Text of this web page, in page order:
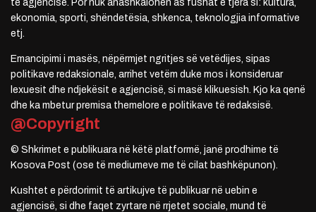
të agjencisë. Por nuk anashkalohen as fushat e tjera si: kultura,
ekonomia, sporti, shëndetësia, shkenca, teknologjia informative
etj.
Emancipimi i masës, nëpërmjet ngritjes së vetëdijes, sipas
politikave redaksionale, arrihet vetëm duke mos i konsideruar
lexuesit dhe ndjekësit e agjencisë, si masë klikuesish. Kjo ka qenë
dhe ka mbetur premisa themelore e politikave të redaksisë.
@Copyright
© Shkrimet e publikuara në këtë platformë, janë prodhime të
Kosova Post (ose të mediumeve me të cilat bashkëpunon).
Kushtet e përdorimit të artikujve të publikuar në uebin e
agjencisë, si dhe faqet zyrtare në rrjetet sociale, mund të